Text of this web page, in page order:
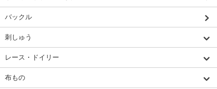
バックル
刺しゅう
レース・ドイリー
布もの